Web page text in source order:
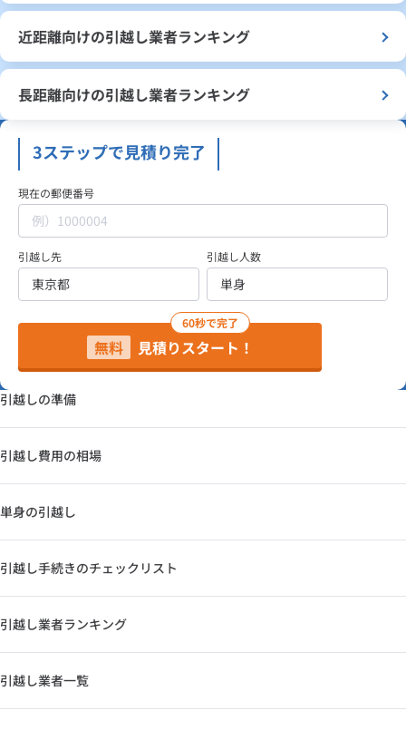
近距離向けの引越し業者ランキング
長距離向けの引越し業者ランキング
3ステップで見積り完了
現在の郵便番号
引越し先 引越し人数
60秒で完了
無料 見積りスタート！
引越しの準備
引越し費用の相場
単身の引越し
引越し手続きのチェックリスト
引越し業者ランキング
引越し業者一覧